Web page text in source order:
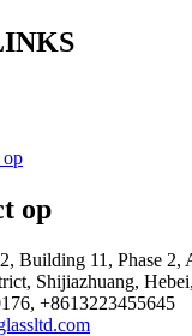
op
op
Building 11, Phase 2,
Shijiazhuang,
+8613223455645